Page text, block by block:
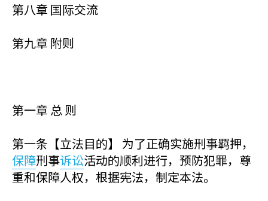
第八章 国际交流
第九章 附则
第一章 总 则
第一条【立法目的】 为了正确实施刑事羁押，
保障刑事诉讼活动的顺利进行，预防犯罪，尊
重和保障人权，根据宪法，制定本法。